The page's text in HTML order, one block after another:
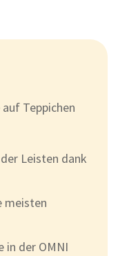
Teppichen
Leisten dank
meisten
in der OMNI